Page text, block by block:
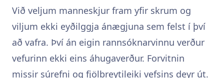
Við veljum manneskjur fram yfir skrum og
viljum ekki eyðilggja ánægjuna sem felst í því
að vafra. Því án eigin rannsóknarvinnu verður
vefurinn ekki eins áhugaverður. Forvitnin
missir súrefni og fjölbreytileiki vefsins deyr út.